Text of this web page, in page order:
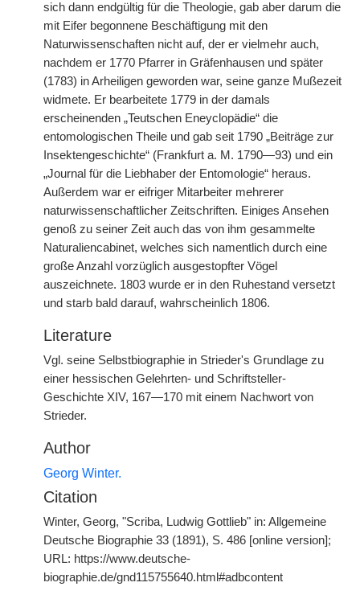
sich dann endgültig für die Theologie, gab aber darum die
mit Eifer begonnene Beschäftigung mit den
Naturwissenschaften nicht auf, der er vielmehr auch,
nachdem er 1770 Pfarrer in Gräfenhausen und später
(1783) in Arheiligen geworden war, seine ganze Mußezeit
widmete. Er bearbeitete 1779 in der damals
erscheinenden „Teutschen Eneyclopädie“ die
entomologischen Theile und gab seit 1790 „Beiträge zur
Insektengeschichte“ (Frankfurt a. M. 1790—93) und ein
„Journal für die Liebhaber der Entomologie“ heraus.
Außerdem war er eifriger Mitarbeiter mehrerer
naturwissenschaftlicher Zeitschriften. Einiges Ansehen
genoß zu seiner Zeit auch das von ihm gesammelte
Naturaliencabinet, welches sich namentlich durch eine
große Anzahl vorzüglich ausgestopfter Vögel
auszeichnete. 1803 wurde er in den Ruhestand versetzt
und starb bald darauf, wahrscheinlich 1806.
Literature
Vgl. seine Selbstbiographie in Strieder's Grundlage zu
einer hessischen Gelehrten- und Schriftsteller-
Geschichte XIV, 167—170 mit einem Nachwort von
Strieder.
Author
Georg Winter.
Citation
Winter, Georg, "Scriba, Ludwig Gottlieb" in: Allgemeine
Deutsche Biographie 33 (1891), S. 486 [online version];
URL: https://www.deutsche-
biographie.de/gnd115755640.html#adbcontent